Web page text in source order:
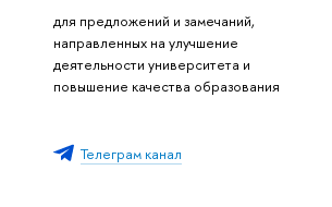
для предложений и замечаний,
направленных на улучшение
деятельности университета и
повышение качества образования
Телеграм канал